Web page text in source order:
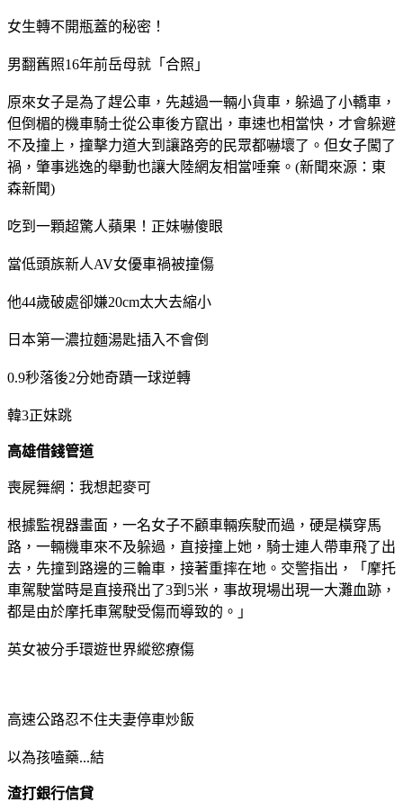
女生轉不開瓶蓋的秘密！
男翻舊照16年前岳母就「合照」
原來女子是為了趕公車，先越過一輛小貨車，躲過了小轎車，
但倒楣的機車騎士從公車後方竄出，車速也相當快，才會躲避
不及撞上，撞擊力道大到讓路旁的民眾都嚇壞了。但女子闖了
禍，肇事逃逸的舉動也讓大陸網友相當唾棄。(新聞來源：東
森新聞)
吃到一顆超驚人蘋果！正妹嚇傻眼
當低頭族新人AV女優車禍被撞傷
他44歲破處卻嫌20cm太大去縮小
日本第一濃拉麵湯匙插入不會倒
0.9秒落後2分她奇蹟一球逆轉
韓3正妹跳
高雄借錢管道
喪屍舞網：我想起麥可
根據監視器畫面，一名女子不顧車輛疾駛而過，硬是橫穿馬
路，一輛機車來不及躲過，直接撞上她，騎士連人帶車飛了出
去，先撞到路邊的三輪車，接著重摔在地。交警指出，「摩托
車駕駛當時是直接飛出了3到5米，事故現場出現一大灘血跡，
都是由於摩托車駕駛受傷而導致的。」
英女被分手環遊世界縱慾療傷
高速公路忍不住夫妻停車炒飯
以為孩嗑藥...結
渣打銀行信貸